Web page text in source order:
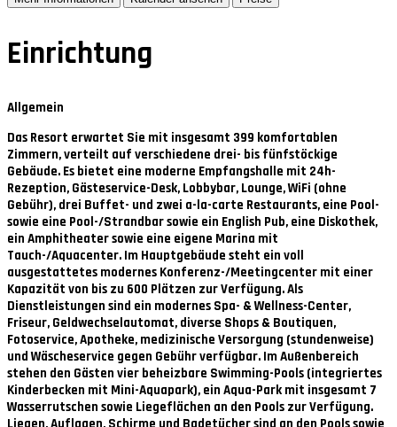
Einrichtung
Allgemein
Das Resort erwartet Sie mit insgesamt 399 komfortablen
Zimmern, verteilt auf verschiedene drei- bis fünfstöckige
Gebäude. Es bietet eine moderne Empfangshalle mit 24h-
Rezeption, Gästeservice-Desk, Lobbybar, Lounge, WiFi (ohne
Gebühr), drei Buffet- und zwei a-la-carte Restaurants, eine Pool-
sowie eine Pool-/Strandbar sowie ein English Pub, eine Diskothek,
ein Amphitheater sowie eine eigene Marina mit
Tauch-/Aquacenter. Im Hauptgebäude steht ein voll
ausgestattetes modernes Konferenz-/Meetingcenter mit einer
Kapazität von bis zu 600 Plätzen zur Verfügung. Als
Dienstleistungen sind ein modernes Spa- & Wellness-Center,
Friseur, Geldwechselautomat, diverse Shops & Boutiquen,
Fotoservice, Apotheke, medizinische Versorgung (stundenweise)
und Wäscheservice gegen Gebühr verfügbar. Im Außenbereich
stehen den Gästen vier beheizbare Swimming-Pools (integriertes
Kinderbecken mit Mini-Aquapark), ein Aqua-Park mit insgesamt 7
Wasserrutschen sowie Liegeflächen an den Pools zur Verfügung.